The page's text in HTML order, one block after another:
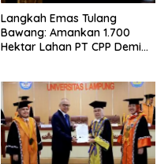
Langkah Emas Tulang
Bawang: Amankan 1.700
Hektar Lahan PT CPP Demi